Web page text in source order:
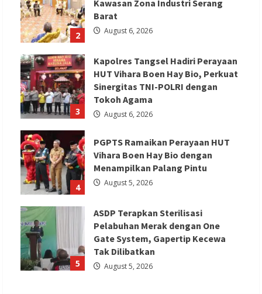
2
Kawasan Zona Industri Serang
Barat
August 6, 2026
3
Kapolres Tangsel Hadiri Perayaan
HUT Vihara Boen Hay Bio, Perkuat
Sinergitas TNI-POLRI dengan
Tokoh Agama
August 6, 2026
4
PGPTS Ramaikan Perayaan HUT
Vihara Boen Hay Bio dengan
Menampilkan Palang Pintu
August 5, 2026
5
ASDP Terapkan Sterilisasi
Pelabuhan Merak dengan One
Gate System, Gapertip Kecewa
Tak Dilibatkan
August 5, 2026